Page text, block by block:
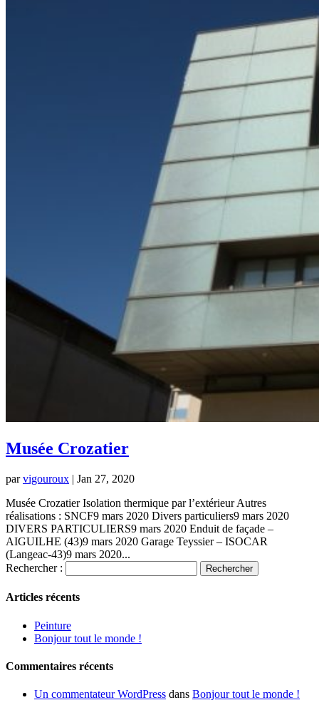
Musée Crozatier
parvigouroux | Jan 27, 2020
Musée Crozatier Isolation thermique par l’extérieur Autres
réalisations : SNCF9 mars 2020 Divers particuliers9 mars 2020
DIVERS PARTICULIERS9 mars 2020 Enduit de façade –
AIGUILHE (43)9 mars 2020 Garage Teyssier – ISOCAR
(Langeac-43)9 mars 2020...
Rechercher :
Articles récents
Peinture
Bonjour tout le monde !
Commentaires récents
Un commentateur WordPress dans Bonjour tout le monde !